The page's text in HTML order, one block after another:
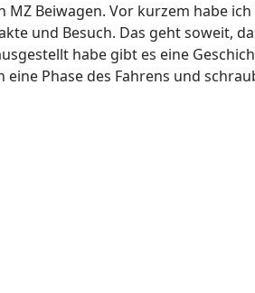
Beiwagen. Vor kurzem habe
und Besuch. Das geht soweit,
habe gibt es eine
Phase des Fahrens und